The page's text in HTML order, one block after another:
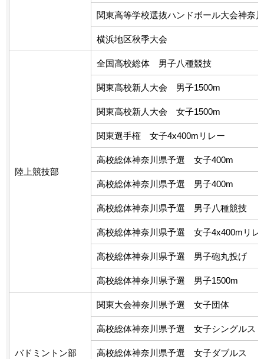
関東高等学校選抜ハンドボール大会神奈
横浜地区秋季大会
陸上競技部
全国高校総体 男子八種競技
関東高校新人大会 男子1500m
関東高校新人大会 女子1500m
関東選手権 女子4x400mリレー
高校総体神奈川県予選 女子400m
高校総体神奈川県予選 男子400m
高校総体神奈川県予選 男子八種競技
高校総体神奈川県予選 女子4x400mリレ
高校総体神奈川県予選 男子砲丸投げ
高校総体神奈川県予選 男子1500m
バドミントン部
関東大会神奈川県予選 女子団体
高校総体神奈川県予選 女子シングルス
高校総体神奈川県予選 女子ダブルス